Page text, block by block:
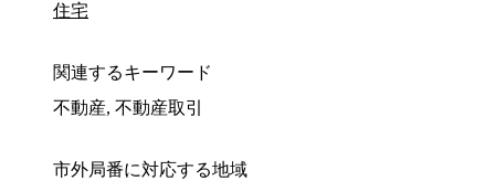
住宅
関連するキーワード
不動産, 不動産取引
市外局番に対応する地域